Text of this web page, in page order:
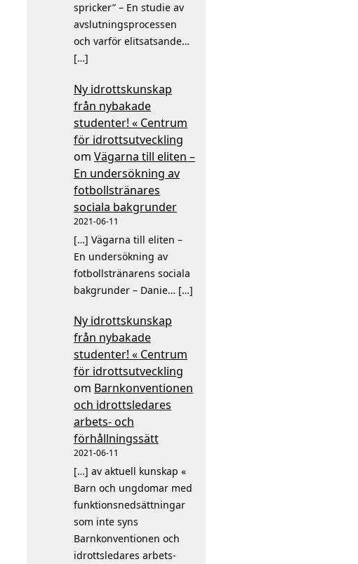
spricker” – En studie av
avslutningsprocessen
och varför elitsatsande…
[…]
Ny idrottskunskap
från nybakade
studenter! « Centrum
för idrottsutveckling
om Vägarna till eliten –
En undersökning av
fotbollstränares
sociala bakgrunder
2021-06-11
[…] Vägarna till eliten –
En undersökning av
fotbollstränarens sociala
bakgrunder – Danie… […]
Ny idrottskunskap
från nybakade
studenter! « Centrum
för idrottsutveckling
om Barnkonventionen
och idrottsledares
arbets- och
förhållningssätt
2021-06-11
[…] av aktuell kunskap «
Barn och ungdomar med
funktionsnedsättningar
som inte syns
Barnkonventionen och
idrottsledares arbets-